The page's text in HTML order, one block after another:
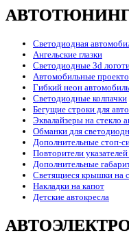
Светодиодная
Ангельские глазки
Светодиодные 3d
Автомобильные
Гибкий неон
Светодиодные колпачки
Бегущие строки для
Эквалайзеры на стекло
Обманки для
Дополнительные стоп-
Повторители
Дополнительные
Светящиеся крышки на
Накладки на капот
Детские автокресла